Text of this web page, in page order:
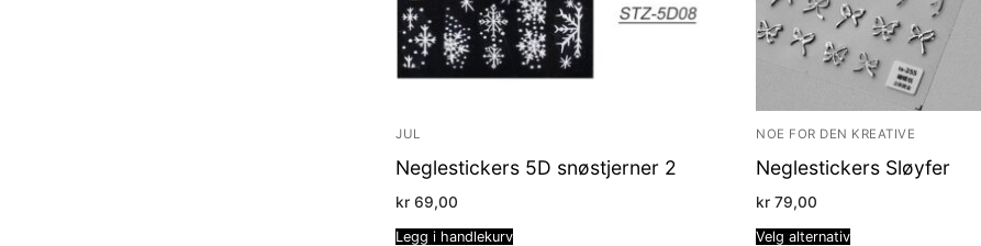
JUL
Neglestickers 5D snøstjerner 2
kr 69,00
Legg i handlekurv
NOE FOR DEN KREATIVE
Neglestickers Sløyfer
kr 79,00
Velg alternativ